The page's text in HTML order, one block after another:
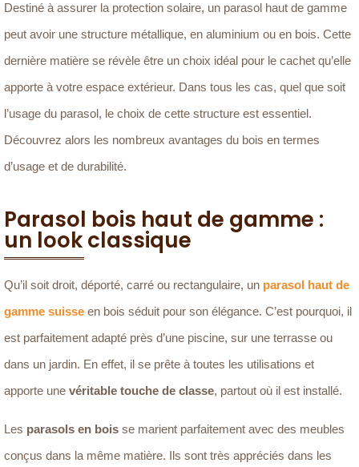
Destiné à assurer la protection solaire, un parasol haut de gamme
peut avoir une structure métallique, en aluminium ou en bois. Cette
dernière matière se révèle être un choix idéal pour le cachet qu’elle
apporte à votre espace extérieur. Dans tous les cas, quel que soit
l’usage du parasol, le choix de cette structure est essentiel.
Découvrez alors les nombreux avantages du bois en termes
d’usage et de durabilité.
Parasol bois haut de gamme :
un look classique
Qu’il soit droit, déporté, carré ou rectangulaire, un parasol haut de
gamme suisse en bois séduit pour son élégance. C’est pourquoi, il
est parfaitement adapté près d’une piscine, sur une terrasse ou
dans un jardin. En effet, il se prête à toutes les utilisations et
apporte une véritable touche de classe, partout où il est installé.
Les parasols en bois se marient parfaitement avec des meubles
conçus dans la même matière. Ils sont très appréciés dans les